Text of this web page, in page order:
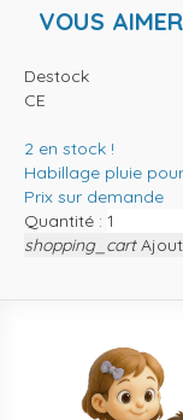
VOUS
Destock
CE
2 en stock !
Habillage pluie
Prix sur demande
Quantité :
shopping_cart